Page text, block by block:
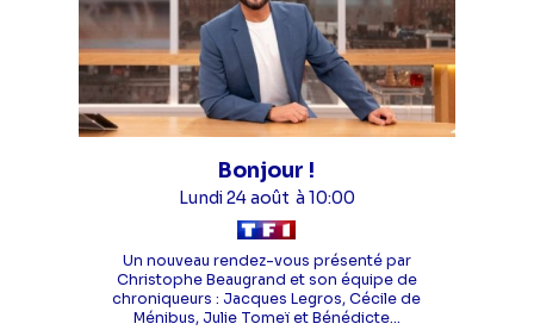
Bonjour !
Lundi 24 août à 10:00
Un nouveau rendez-vous présenté par
Christophe Beaugrand et son équipe de
chroniqueurs : Jacques Legros, Cécile de
Ménibus, Julie Tomeï et Bénédicte...